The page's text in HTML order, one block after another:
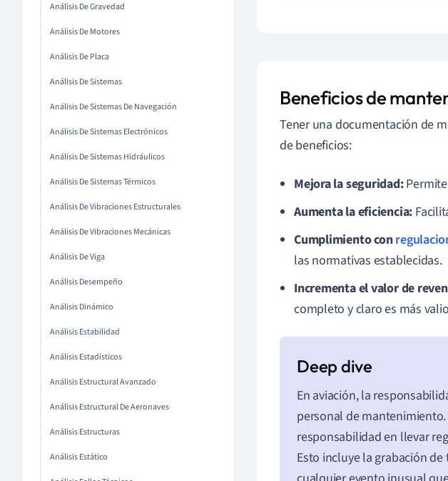
Análisis De Gravedad
Análisis De Motores
Análisis De Placa
Análisis De Sistemas
Análisis De Sistemas De Navegación
Análisis De Sistemas Electrónicos
Análisis De Sistemas Hidráulicos
Análisis De Sistemas Térmicos
Análisis De Vibraciones Estructurales
Análisis De Vibraciones Mecánicas
Análisis De Viga
Análisis Desempeño
Análisis Dinámico
Análisis Estabilidad
Análisis Estadísticos
Análisis Estructural Avanzado
Análisis Estructural De Aeronaves
Análisis Estructuras
Análisis Estático
Beneficios de
Tener una documentación de
de beneficios:
Mejora la seguridad:
Aumenta la eficiencia:
Cumplimiento con
las normativas establecidas.
Incrementa el valor de
completo y claro es más
En aviación, la
personal de
responsabilidad en llevar
Esto incluye la grabación